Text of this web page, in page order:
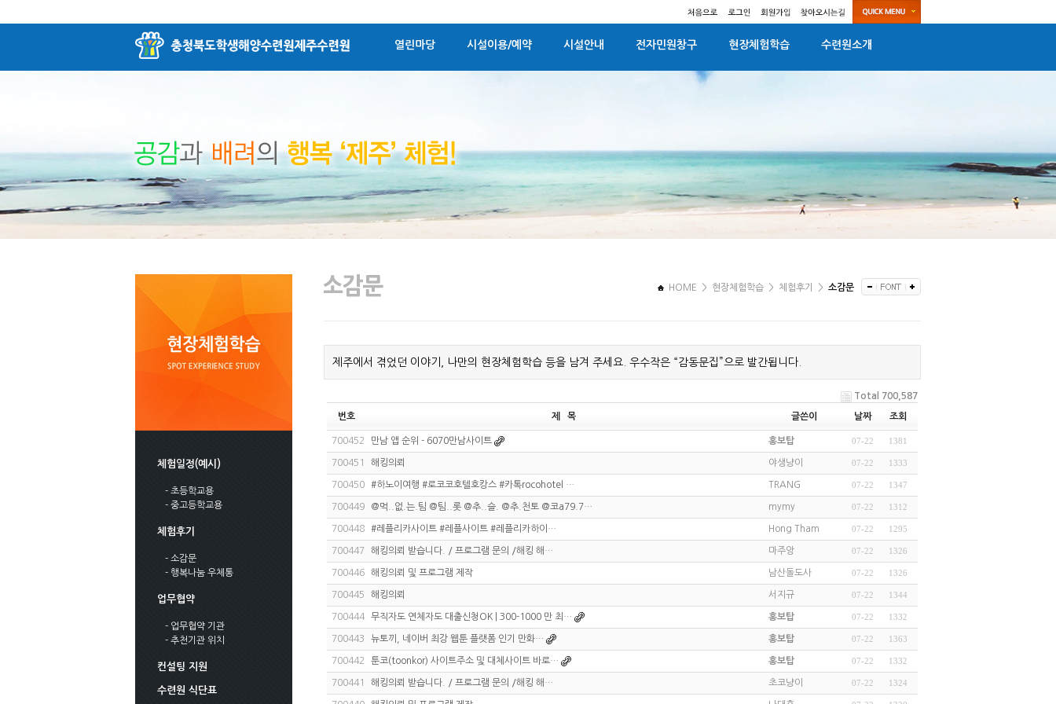
열린마당 시설이용/예약 시설안내 전자민원창구 현장체험학습 수련원소개
체험일정(예시)
- 초등학교용
- 중고등학교용
체험후기
- 소감문
- 행복나눔 우체통
업무협약
- 업무협약 기관
- 추천기관 위치
컨설팅 지원
수련원 식단표
HOME > 현장체험학습 > 체험후기 > 소감문
제주에서 겪었던 이야기, 나만의 현장체험학습 등을 남겨 주세요. 우수작은 “감동문집”으로 발간됩니다.
Total 700,587
번호 제 목 글쓴이 날짜 조회
700452 만남 앱 순위 - 6070만남사이트 홍보탑 07-22 1381
700451 해킹의뢰 야생냥이 07-22 1333
700450 #하노이여행 #로코코호텔호캉스 #카톡rocohotel … TRANG 07-22 1347
700449 @먹..없.는.팀 @팀..롯 @추..슬. @추.천토 @코a79.7… mymy 07-22 1312
700448 #레플리카사이트 #레플사이트 #레플리카하이… Hong Tham 07-22 1295
700447 해킹의뢰 받습니다. / 프로그램 문의 /해킹 해… 마주앙 07-22 1326
700446 해킹의뢰 및 프로그램 제작 남산돌도사 07-22 1326
700445 해킹의뢰 서지규 07-22 1344
700444 무직자도 연체자도 대출신청OK | 300-1000 만 최… 홍보탑 07-22 1332
700443 뉴토끼, 네이버 최강 웹툰 플랫폼 인기 만화… 홍보탑 07-22 1363
700442 툰코(toonkor) 사이트주소 및 대체사이트 바로… 홍보탑 07-22 1332
700441 해킹의뢰 받습니다. / 프로그램 문의 /해킹 해… 초코냥이 07-22 1324